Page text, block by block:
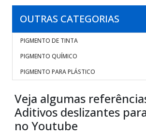
OUTRAS CATEGORIAS
PIGMENTO DE TINTA
PIGMENTO QUÍMICO
PIGMENTO PARA PLÁSTICO
Veja algumas
Aditivos deslizantes
no Youtube